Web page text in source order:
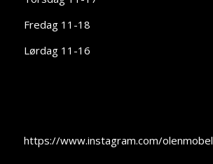
Fredag 11-18
Lørdag 11-16
https://www.instagram.com/olenmobel